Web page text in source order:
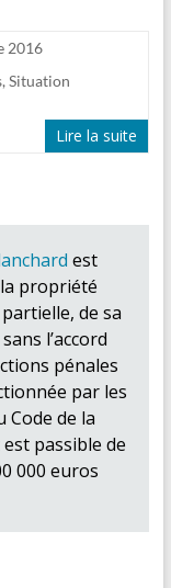
2016
, Situation
Lire la suite
est
propriété
de sa
l’accord
pénales
par les
Code de la
passible de
000 euros